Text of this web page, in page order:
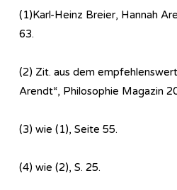
(1)Karl-Heinz Breier, Hannah
63.
(2) Zit. aus dem
Arendt“, Philosophie Magazin
(3) wie (1), Seite 55.
(4) wie (2), S. 25.